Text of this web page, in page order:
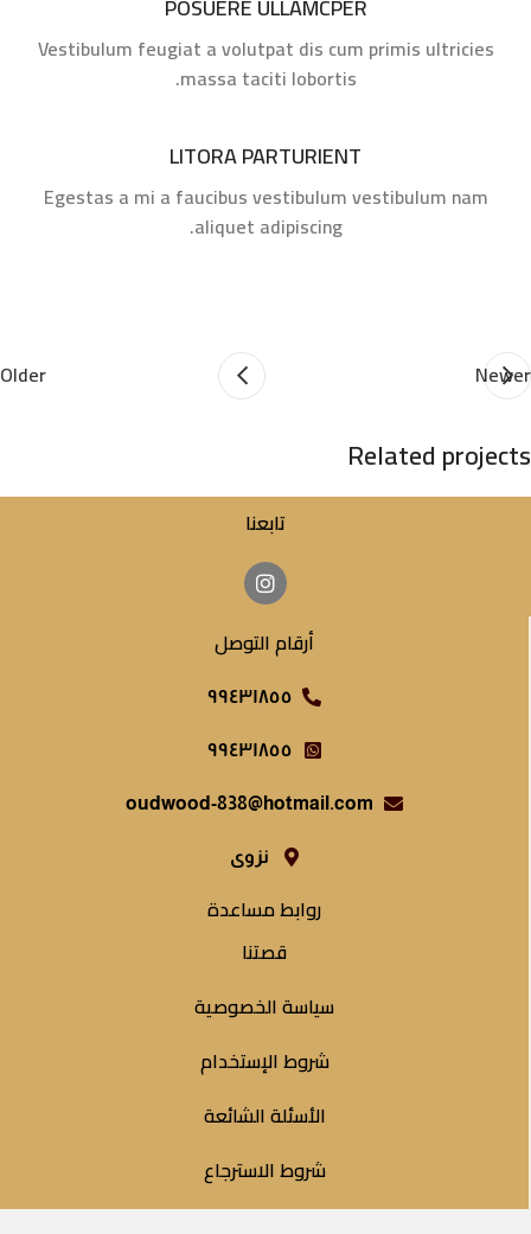
Vestibulum feugiat a volutpat dis cum primis ultricies
massa taciti lobortis.
LITORA PARTURIENT
Egestas a mi a faucibus vestibulum vestibulum nam
aliquet adipiscing.
Newer
Older
Related projects
Suspendisse quam at vestibulum
تابعنا
أرقام التوصل
٩٩٤٣١٨٥٥
٩٩٤٣١٨٥٥
oudwood-838@hotmail.com
نزوى
روابط مساعدة
قصتنا
سياسة الخصوصية
شروط الإستخدام
الأسئلة الشائعة
شروط الاسترجاع